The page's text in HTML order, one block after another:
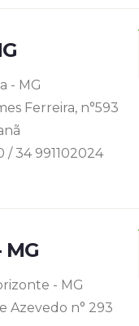
- MG
Ferreira, n°593
/ 34 991102024
- MG
Azevedo n° 293